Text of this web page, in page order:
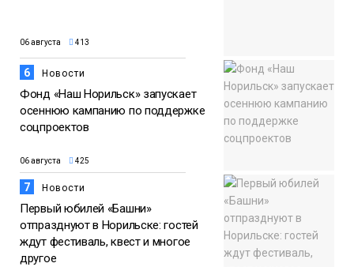
06 августа 413
6 Новости
Фонд «Наш Норильск» запускает
осеннюю кампанию по поддержке
соцпроектов
06 августа 425
7 Новости
Первый юбилей «Башни»
отпразднуют в Норильске: гостей
ждут фестиваль, квест и многое
другое